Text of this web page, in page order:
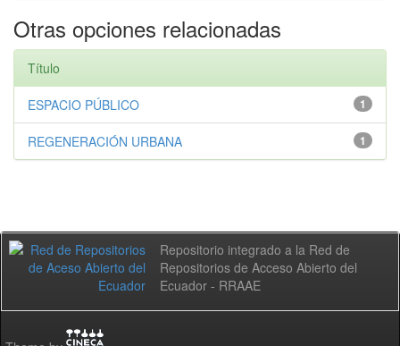
Otras opciones relacionadas
Título
1
ESPACIO PÚBLICO
1
REGENERACIÓN URBANA
Repositorio integrado a la Red de
Repositorios de Acceso Abierto del
Ecuador - RRAAE